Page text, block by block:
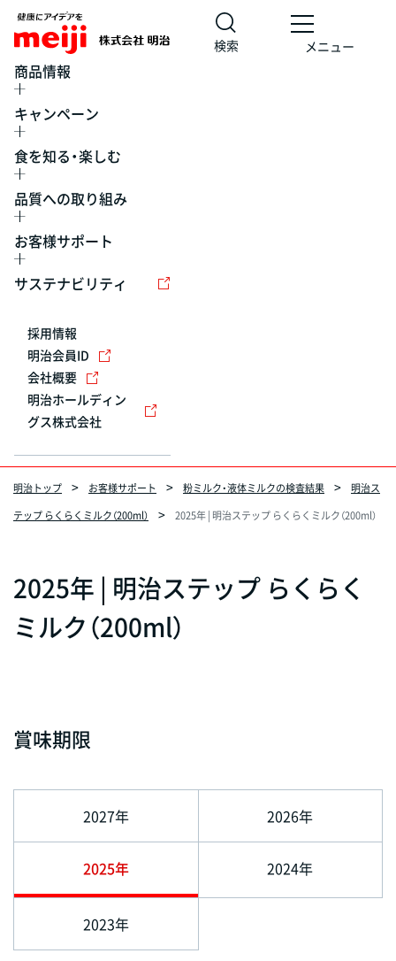
検索 メニュー
商品情報
キャンペーン
食を知る・楽しむ
品質への取り組み
お客様サポート
サステナビリティ
採用情報
明治会員ID
会社概要
明治ホールディン
グス株式会社
明治トップ お客様サポート 粉ミルク・液体ミルクの検査結果
明治ス
テップ らくらくミルク（200ml）
2025年 | 明治ステップ らくらくミルク（200ml）
2025年 | 明治ステップ らくらく
ミルク（200ml）
賞味期限
2027年 2026年
2025年 2024年
2023年